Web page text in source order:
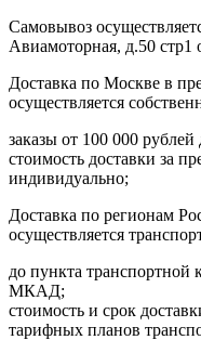
Самовывоз
Авиамоторная, д.50 стр1
Доставка по Москве в
осуществляется
заказы от 100 000 рублей
cтоимость доставки за
индивидуально;
Доставка по регионам
осуществляется
до пункта транспортной
МКАД;
стоимость и срок
тарифных планов